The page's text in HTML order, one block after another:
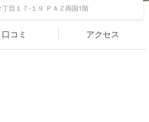
目１７-１９ ＰＡＺ両国1階
口コミ アクセス